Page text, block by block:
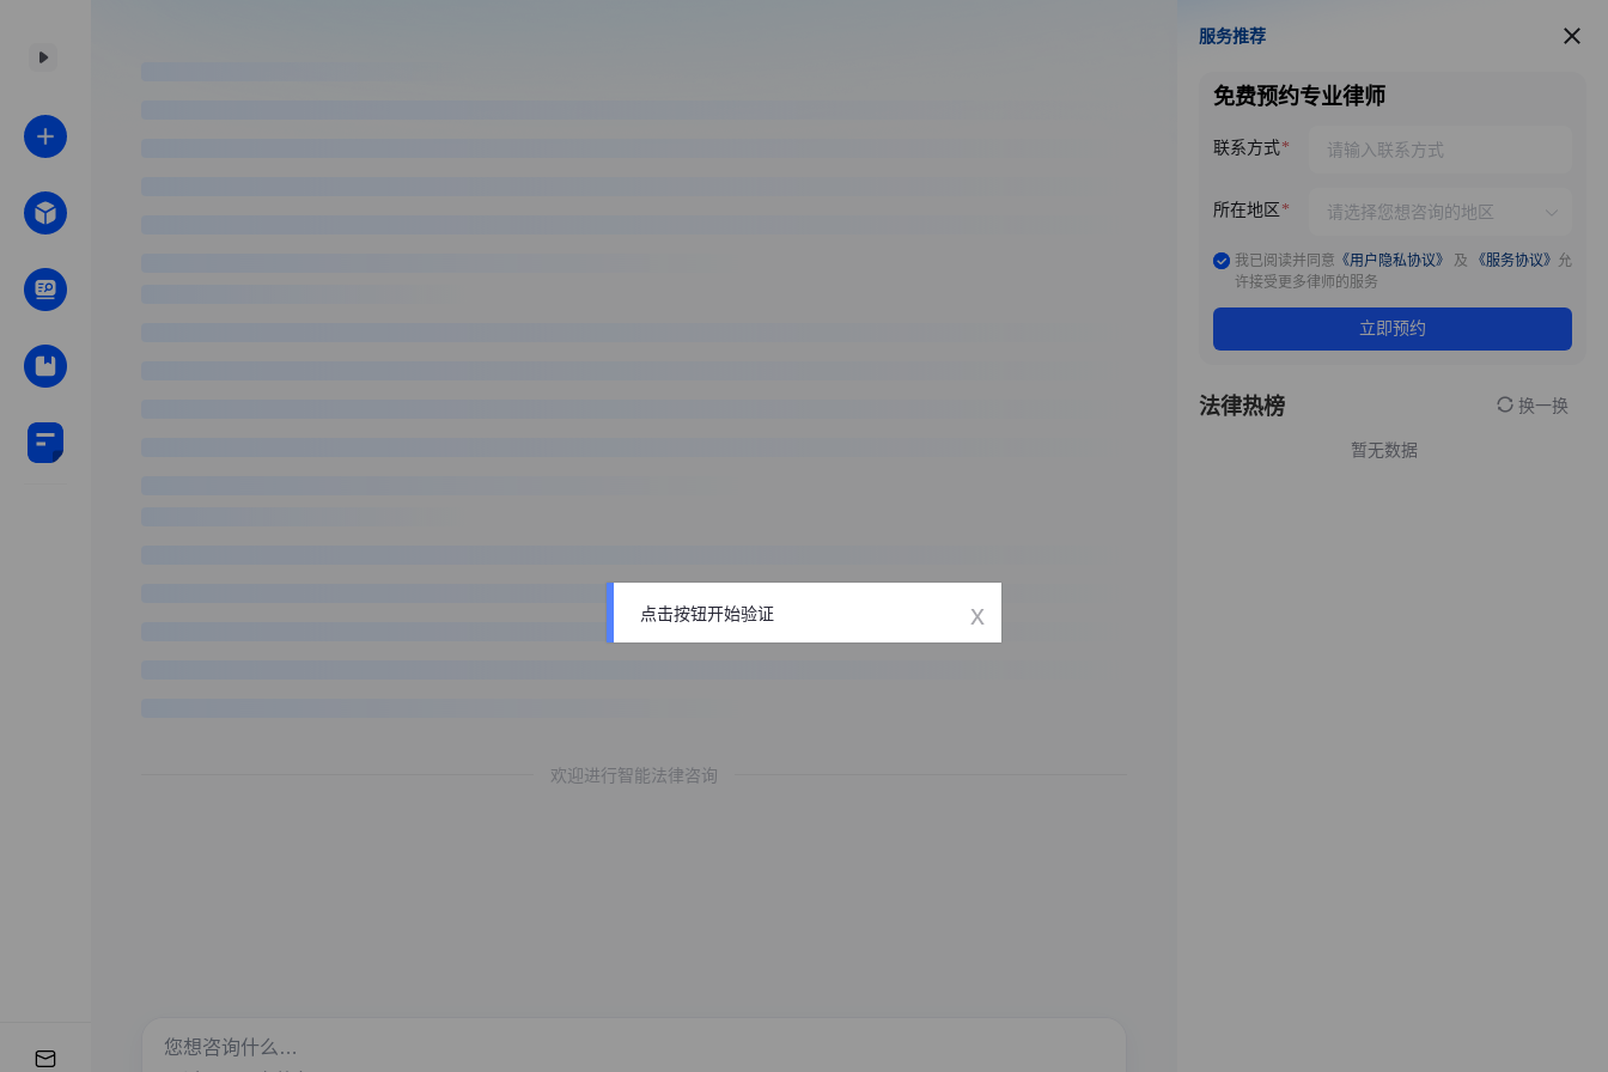
欢迎进行智能法律咨询
服务推荐
服务推荐
免费预约专业律师
联系方式
所在地区
我已阅读并同意 《用户隐私协议》 及 《服务协议》 允
许接受更多律师的服务
立即预约
法律热榜 换一换
暂无数据
点击按钮开始验证 x